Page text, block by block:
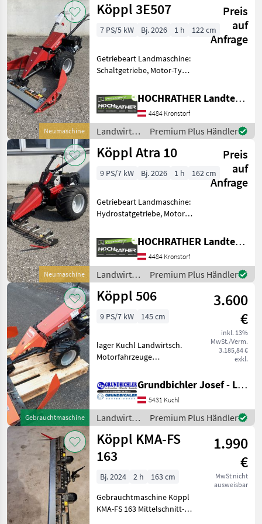
Maschinenzentrum St. M
/ Köppl
Neumaschine
Köppl 3E507
Preis
auf
Anfrage
7 PS/5 kW Bj. 2026 1 h 122 cm
Getriebeart Landmaschine:
Schaltgetriebe, Motor-Typ:
Motormäher 3E507 Sofort
Verfügbar in
Unterweitersdorf!! +
Baujahr: 2026 + Bereifun
HOCHRATHER Landtechnik GmbH
4484 Kronstorf
Landwirtsch.
Motorfahrzeuge
/ Köppl
Premium Plus Händler
Neumaschine
Köppl Atra 10
Preis
auf
Anfrage
9 PS/7 kW Bj. 2026 1 h 162 cm
Getriebeart Landmaschine:
Hydrostatgetriebe, Motor-
Kommunalbalken Köppl
Motormäher Atra 10 Sofort
Verfügbar in
Unterweitersdorf!! +
Baujahr: 2026 + H
HOCHRATHER Landtechnik GmbH
4484 Kronstorf
Landwirtsch.
Motorfahrzeuge
/ Köppl
Premium Plus Händler
Gebrauchtmaschine
Köppl 506
3.600
€
inkl. 13%
MwSt./Verm.
3.185,84 €
exkl.
9 PS/7 kW 145 cm
lager Kuchl Landwirtsch.
Motorfahrzeuge
Grundbichler Josef - Landmaschinen
5431 Kuchl
Landwirtsch.
Motorfahrzeuge
/ Köppl
Premium Plus Händler
Köppl KMA-FS
163
1.990
€
MwSt nicht
ausweisbar
Bj. 2024 2 h
163 cm
Gebrauchtmaschine Köppl
KMA-FS 163 Mittelschnitt-